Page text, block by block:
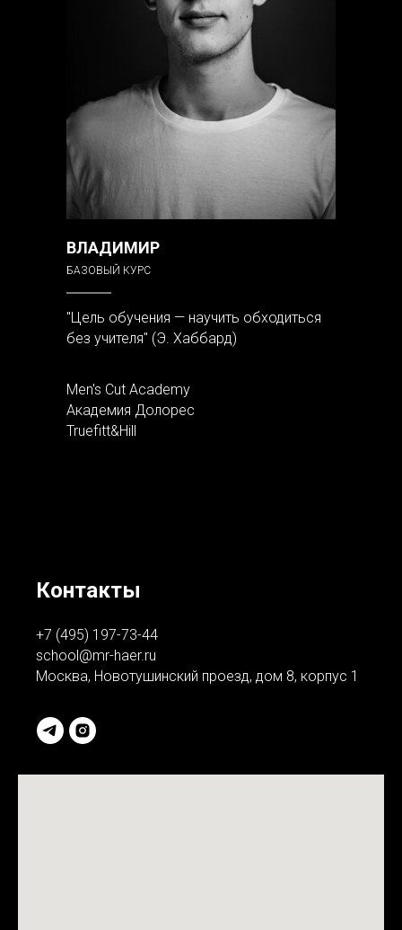
ВЛАДИМИР
БАЗОВЫЙ КУРС
"Цель обучения — научить обходиться
без учителя" (Э. Хаббард)
Men's Cut Academy
Академия Долорес
Truefitt&Hill
Контакты
+7 (495) 197-73-44
school@mr-haer.ru
Москва, Новотушинский проезд, дом 8, корпус 1